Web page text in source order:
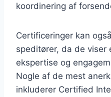
koordinering af
Certificeringer kan
speditører, da de viser
ekspertise og
Nogle af de mest
inkluderer Certified